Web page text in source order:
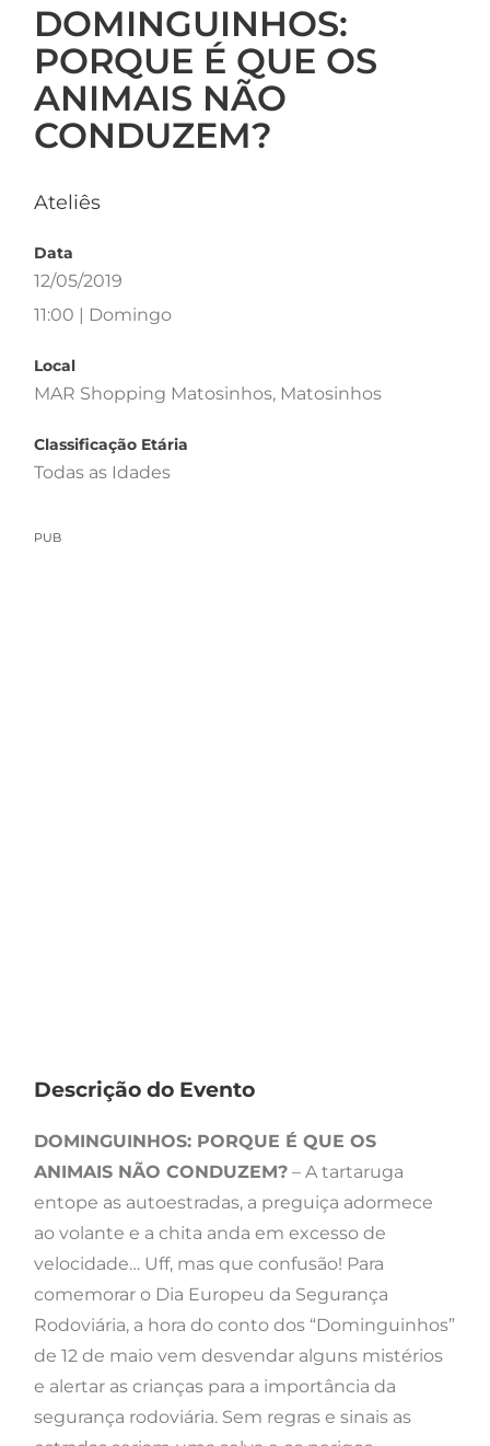
DOMINGUINHOS:
PORQUE É QUE OS
ANIMAIS NÃO
CONDUZEM?
Ateliês
Data
12/05/2019
11:00 | Domingo
Local
MAR Shopping Matosinhos, Matosinhos
Classificação Etária
Todas as Idades
PUB
Descrição do Evento
DOMINGUINHOS: PORQUE É QUE OS
ANIMAIS NÃO CONDUZEM? – A tartaruga
entope as autoestradas, a preguiça adormece
ao volante e a chita anda em excesso de
velocidade… Uff, mas que confusão! Para
comemorar o Dia Europeu da Segurança
Rodoviária, a hora do conto dos “Dominguinhos”
de 12 de maio vem desvendar alguns mistérios
e alertar as crianças para a importância da
segurança rodoviária. Sem regras e sinais as